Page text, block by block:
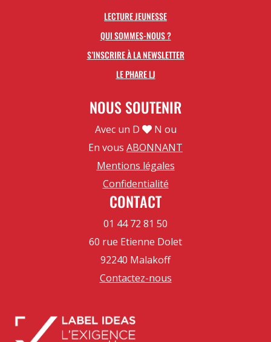
LECTURE JEUNESSE
QUI SOMMES-NOUS ?
S’INSCRIRE À LA NEWSLETTER
LE PHARE LJ
NOUS SOUTENIR
Avec un D
N ou
En vous ABONNANT
Mentions légales
Confidentialité
CONTACT
01 44 72 81 50
60 rue Etienne Dolet
92240 Malakoff
Contactez-nous